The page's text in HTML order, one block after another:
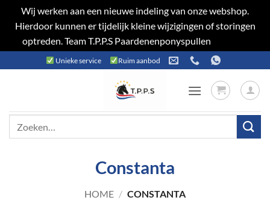
Wij werken aan een nieuwe indeling van onze webshop.
Hierdoor kunnen er tijdelijk kleine wijzigingen of storingen
optreden. Team T.P.P.S Paardenenponyspullen
naar
Unieke service Ruim aanbod
Constanta
HOME / CONSTANTA